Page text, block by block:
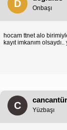
D Onbaşı
hocam ttnet alo
kayıt imkanım
C Yüzbaşı